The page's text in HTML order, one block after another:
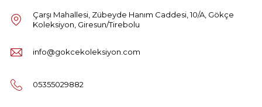
Çarşı Mahallesi, Zübeyde Hanım Caddesi, 10/A, Gökçe
Koleksiyon, Giresun/Tirebolu
info@gokcekoleksiyon.com
05355029882